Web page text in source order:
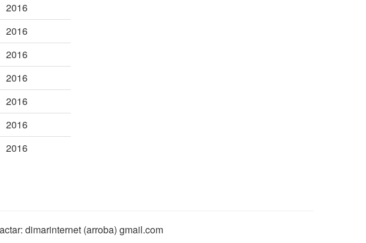
2016
2016
2016
2016
2016
2016
2016
dimarinternet (arroba) gmail.com